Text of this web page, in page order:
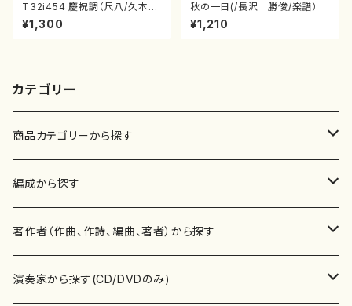
T32i454 慶祝調（尺八/久本玄
智/楽譜）都山流公刊楽譜曲番:2
161
¥1,300
秋の一日(/長沢 勝俊/楽譜）
¥1,210
カテゴリー
商品カテゴリーから探す
楽譜
書籍
書籍
CD・DVD
編成から探す
邦楽器
箏・琴（ソロ）
合唱
著作者（作曲、作詩、編曲、著者）から探す
あ行
演奏家から探す(CD/DVDのみ)